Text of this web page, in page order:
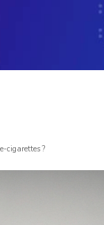
cigarettes ?